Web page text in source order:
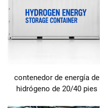
contenedor de energía de
hidrógeno de 20/40 pies